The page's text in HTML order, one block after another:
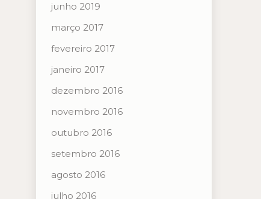
junho 2019
março 2017
fevereiro 2017
janeiro 2017
dezembro 2016
novembro 2016
outubro 2016
setembro 2016
agosto 2016
julho 2016